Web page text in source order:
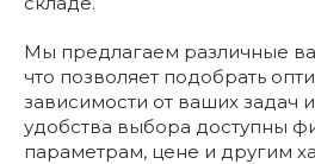
Мы предлагаем различные
что позволяет подобрать
зависимости от ваших задач
удобства выбора доступны
параметрам, цене и другим